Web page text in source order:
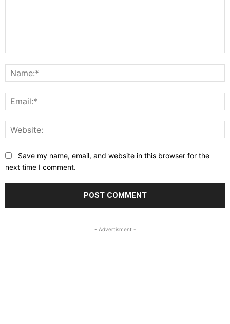
Save my name, email, and website in this browser for the
next time I comment.
- Advertisment -